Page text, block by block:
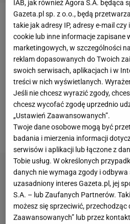
Legia Warszawaawansowała
eliminacji Ligi Mistrzów. Choć
wiele do życzenia,
Linfield FC po bramce Jose
meczu. Legia nadal jednak
kolejnego rywala, bo dopiero
mecz w I rundzie rozegrają
Nikozja.
IAB, jak również Agora S.A. będąca
Gazeta.pl sp. z o.o., będą
takie jak adresy IP, adresy e-mail
cookie lub inne informacje zapisane
marketingowych, w szczególności
reklam dopasowanych do Twoich
swoich serwisach, aplikacjach i w
treści w nich wyświetlanych.
Jeśli nie chcesz wyrazić zgody,
chcesz wycofać zgodę uprzednio
„Ustawień Zaawansowanych”.
Twoje dane osobowe mogą być
badania i mierzenia informacji
serwisów i aplikacji lub łączone z
Tobie usług. W określonych
danych nie wymaga zgody i odbywa
uzasadniony interes Gazeta.pl, jej
S.A. – lub Zaufanych Partnerów.
możesz się sprzeciwić, przechodząc
Zaawansowanych” lub przez